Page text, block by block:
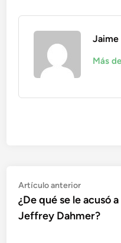
Jaime
Más
Navegación
de
entradas
Artículo anteriorArtículo
anterior:
¿De qué se le acusó a
Jeffrey Dahmer?